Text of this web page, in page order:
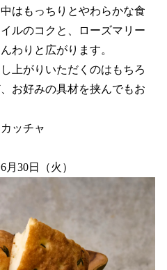
はもっちりとやわらかな食
ルのコクと、ローズマリー
わりと広がります。
上がりいただくのはもちろ
お好みの具材を挟んでもお
ッチャ
30日（火）